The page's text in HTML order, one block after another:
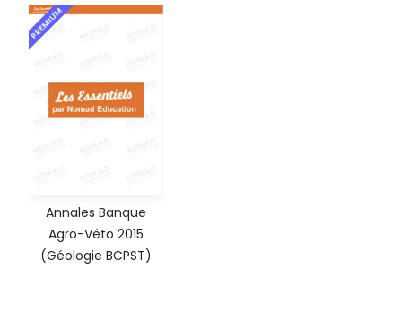
PREMIUM
Annales Banque
Agro-Véto 2015
(Géologie BCPST)